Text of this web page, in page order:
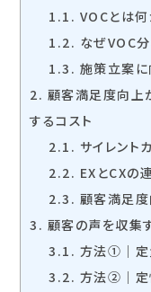
1.1. VOCとは
1.2. なぜVOC
1.3. 施策立案
2. 顧客満足度向上
するコスト
2.1. サイレント
2.2. EXとCXの
2.3. 顧客満足
3. 顧客の声を収集
3.1. 方法①｜定
3.2. 方法②｜定